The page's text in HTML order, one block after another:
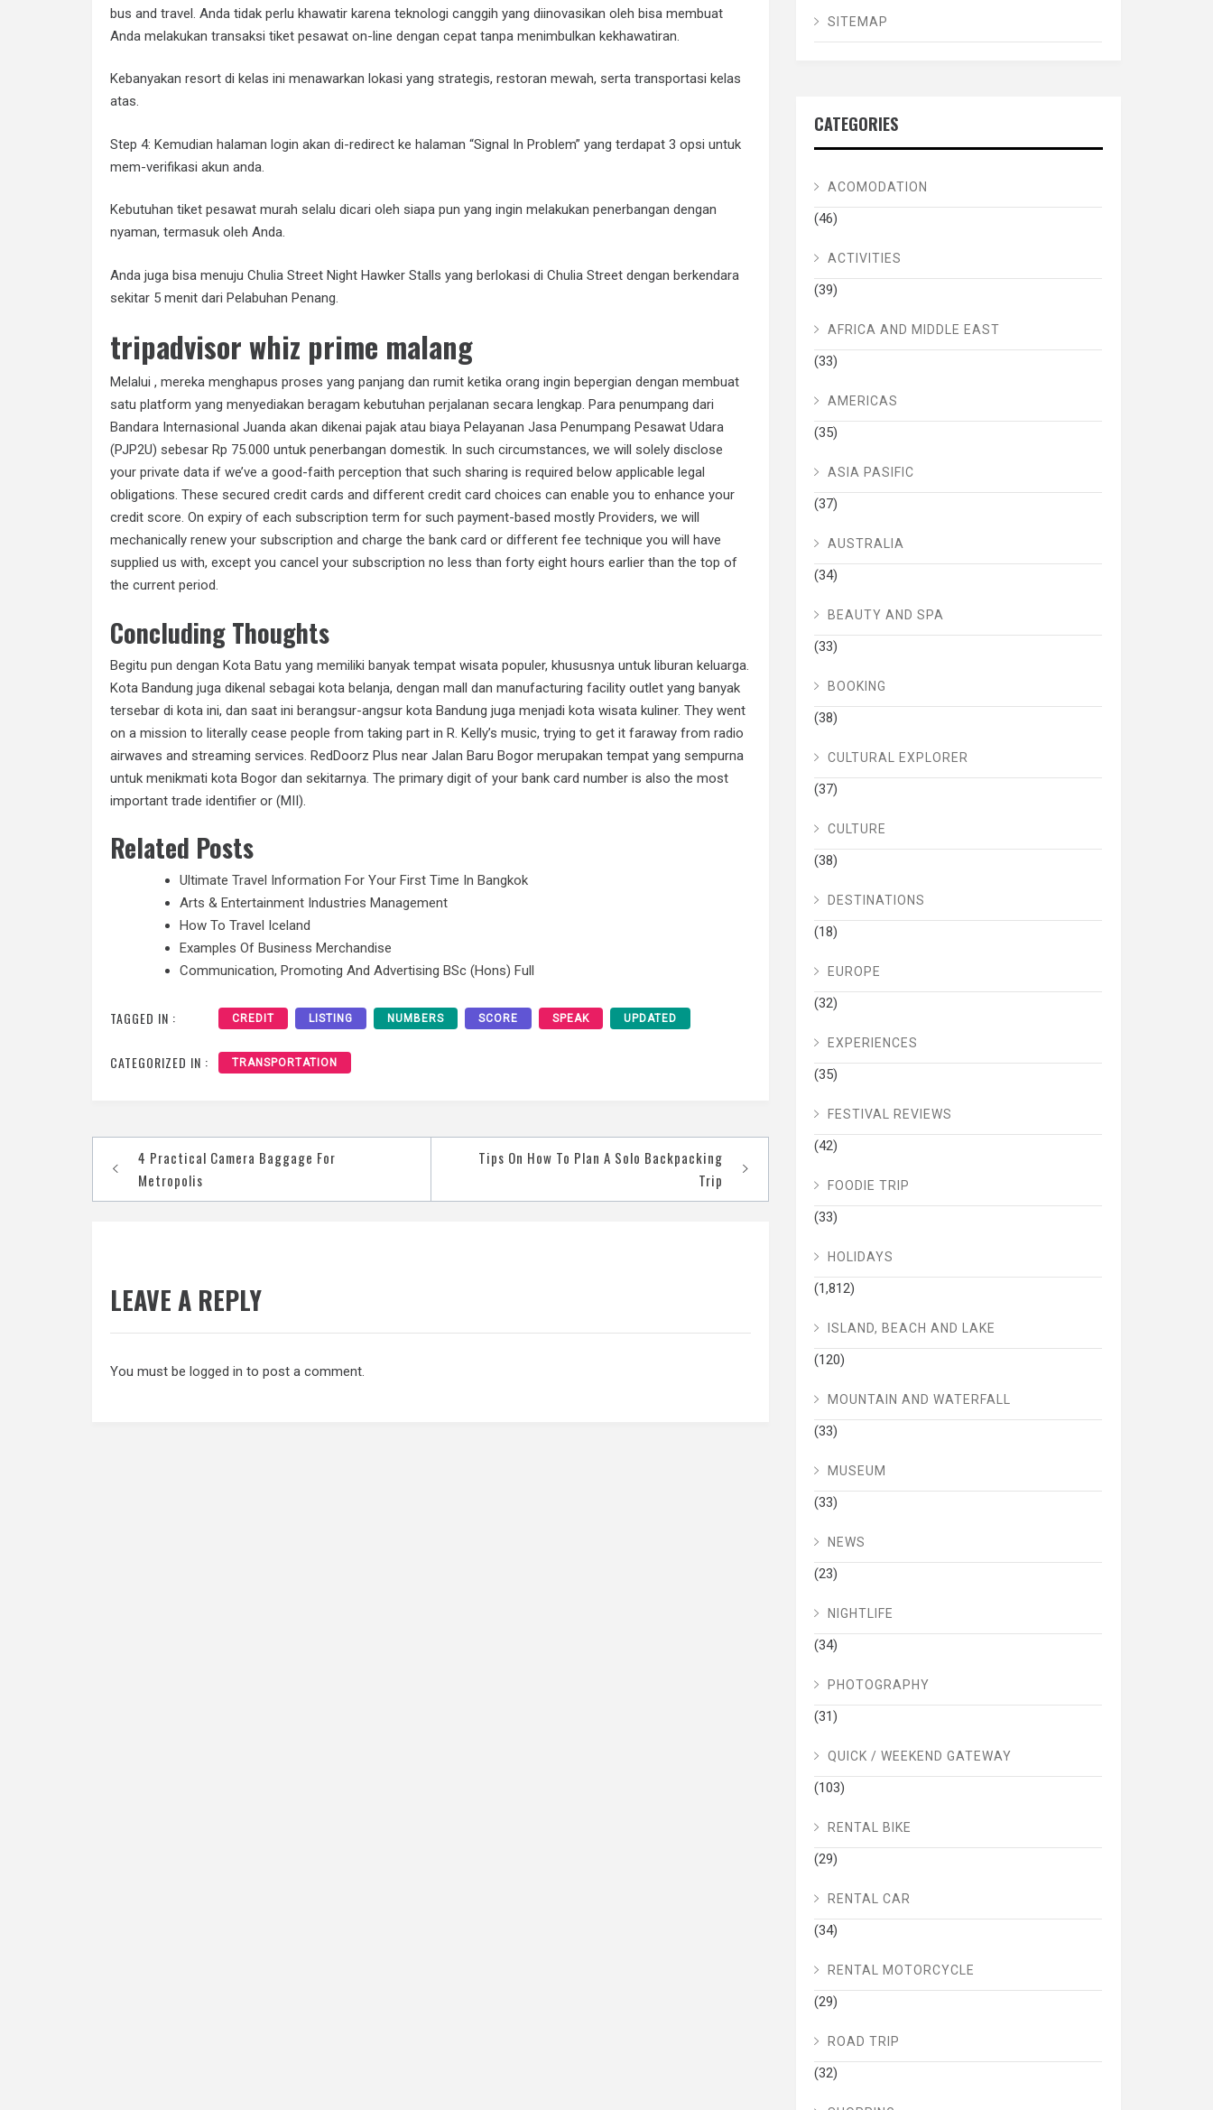
bus and travel. Anda tidak perlu khawatir karena teknologi canggih yang diinovasikan oleh bisa membuat
Anda melakukan transaksi tiket pesawat on-line dengan cepat tanpa menimbulkan kekhawatiran.
Kebanyakan resort di kelas ini menawarkan lokasi yang strategis, restoran mewah, serta transportasi kelas
atas.
Step 4: Kemudian halaman login akan di-redirect ke halaman “Signal In Problem” yang terdapat 3 opsi untuk
mem-verifikasi akun anda.
Kebutuhan tiket pesawat murah selalu dicari oleh siapa pun yang ingin melakukan penerbangan dengan
nyaman, termasuk oleh Anda.
Anda juga bisa menuju Chulia Street Night Hawker Stalls yang berlokasi di Chulia Street dengan berkendara
sekitar 5 menit dari Pelabuhan Penang.
tripadvisor whiz prime malang
Melalui , mereka menghapus proses yang panjang dan rumit ketika orang ingin bepergian dengan membuat
satu platform yang menyediakan beragam kebutuhan perjalanan secara lengkap. Para penumpang dari
Bandara Internasional Juanda akan dikenai pajak atau biaya Pelayanan Jasa Penumpang Pesawat Udara
(PJP2U) sebesar Rp 75.000 untuk penerbangan domestik. In such circumstances, we will solely disclose
your private data if we’ve a good-faith perception that such sharing is required below applicable legal
obligations. These secured credit cards and different credit card choices can enable you to enhance your
credit score. On expiry of each subscription term for such payment-based mostly Providers, we will
mechanically renew your subscription and charge the bank card or different fee technique you will have
supplied us with, except you cancel your subscription no less than forty eight hours earlier than the top of
the current period.
Concluding Thoughts
Begitu pun dengan Kota Batu yang memiliki banyak tempat wisata populer, khususnya untuk liburan keluarga.
Kota Bandung juga dikenal sebagai kota belanja, dengan mall dan manufacturing facility outlet yang banyak
tersebar di kota ini, dan saat ini berangsur-angsur kota Bandung juga menjadi kota wisata kuliner. They went
on a mission to literally cease people from taking part in R. Kelly’s music, trying to get it faraway from radio
airwaves and streaming services. RedDoorz Plus near Jalan Baru Bogor merupakan tempat yang sempurna
untuk menikmati kota Bogor dan sekitarnya. The primary digit of your bank card number is also the most
important trade identifier or (MII).
Related Posts
Ultimate Travel Information For Your First Time In Bangkok
Arts & Entertainment Industries Management
How To Travel Iceland
Examples Of Business Merchandise
Communication, Promoting And Advertising BSc (Hons) Full
TAGGED IN : CREDIT LISTING NUMBERS SCORE SPEAK UPDATED
CATEGORIZED IN : TRANSPORTATION
Post
navigation
4 Practical Camera Baggage For
Metropolis
Tips On How To Plan A Solo Backpacking
Trip
LEAVE A REPLY
You must be logged in to post a comment.
SITEMAP
CATEGORIES
ACOMODATION
(46)
ACTIVITIES
(39)
AFRICA AND MIDDLE EAST
(33)
AMERICAS
(35)
ASIA PASIFIC
(37)
AUSTRALIA
(34)
BEAUTY AND SPA
(33)
BOOKING
(38)
CULTURAL EXPLORER
(37)
CULTURE
(38)
DESTINATIONS
(18)
EUROPE
(32)
EXPERIENCES
(35)
FESTIVAL REVIEWS
(42)
FOODIE TRIP
(33)
HOLIDAYS
(1,812)
ISLAND, BEACH AND LAKE
(120)
MOUNTAIN AND WATERFALL
(33)
MUSEUM
(33)
NEWS
(23)
NIGHTLIFE
(34)
PHOTOGRAPHY
(31)
QUICK / WEEKEND GATEWAY
(103)
RENTAL BIKE
(29)
RENTAL CAR
(34)
RENTAL MOTORCYCLE
(29)
ROAD TRIP
(32)